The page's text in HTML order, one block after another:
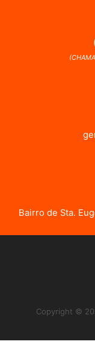
Bairro de Sta.
Copyright ©